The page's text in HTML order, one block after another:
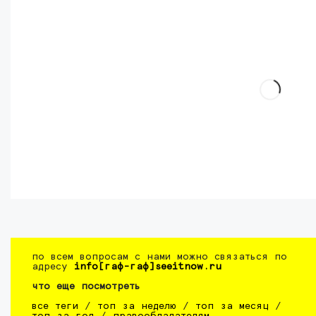
по всем вопросам с нами можно связаться по
адресу info[гаф-гаф]seeitnow.ru
что еще посмотреть
все теги / топ за неделю / топ за месяц /